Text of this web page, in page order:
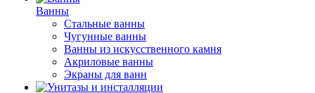
Ванны
Стальные ванны
Чугунные ванны
Ванны из искусственного камня
Акриловые ванны
Экраны для ванн